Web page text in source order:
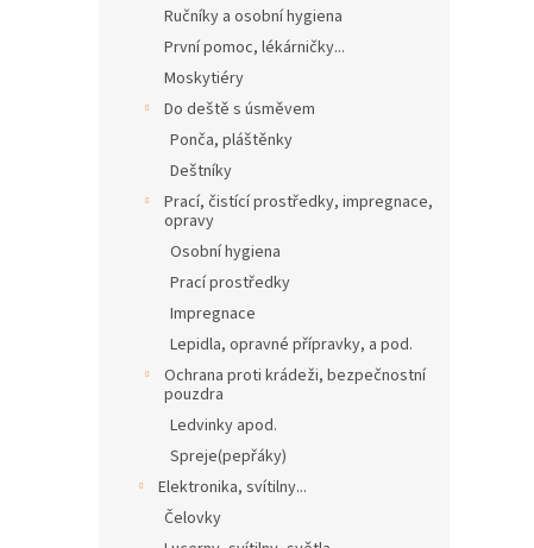
Ručníky a osobní hygiena
První pomoc, lékárničky...
Moskytiéry
Do deště s úsměvem
Ponča, pláštěnky
Deštníky
Prací, čistící prostředky, impregnace,
opravy
Osobní hygiena
Prací prostředky
Impregnace
Lepidla, opravné přípravky, a pod.
Ochrana proti krádeži, bezpečnostní
pouzdra
Ledvinky apod.
Spreje(pepřáky)
Elektronika, svítilny...
Čelovky